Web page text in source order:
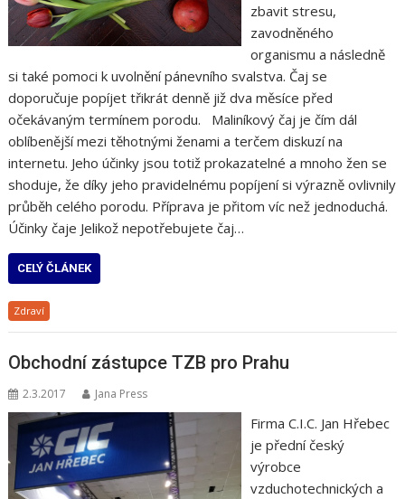
zbavit stresu,
zavodněného
organismu a následně
si také pomoci k uvolnění pánevního svalstva. Čaj se
doporučuje popíjet třikrát denně již dva měsíce před
očekávaným termínem porodu. Maliníkový čaj je čím dál
oblíbenější mezi těhotnými ženami a terčem diskuzí na
internetu. Jeho účinky jsou totiž prokazatelné a mnoho žen se
shoduje, že díky jeho pravidelnému popíjení si výrazně ovlivnily
průběh celého porodu. Příprava je přitom víc než jednoduchá.
Účinky čaje Jelikož nepotřebujete čaj…
CELÝ ČLÁNEK
Zdraví
Obchodní zástupce TZB pro Prahu
2.3.2017 Jana Press
Firma C.I.C. Jan Hřebec
je přední český
výrobce
vzduchotechnických a